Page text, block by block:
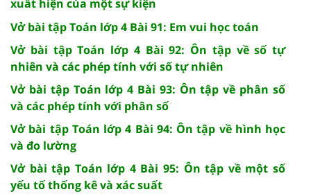
xuất hiện của một sự kiện
Vở bài tập Toán lớp 4 Bài 91: Em vui học toán
Vở bài tập Toán lớp 4 Bài 92: Ôn tập về số tự
nhiên và các phép tính với số tự nhiên
Vở bài tập Toán lớp 4 Bài 93: Ôn tập về phân số
và các phép tính với phân số
Vở bài tập Toán lớp 4 Bài 94: Ôn tập về hình học
và đo lường
Vở bài tập Toán lớp 4 Bài 95: Ôn tập về một số
yếu tố thống kê và xác suất